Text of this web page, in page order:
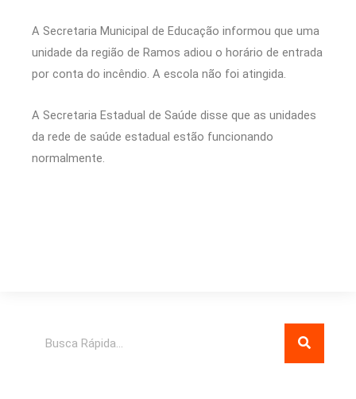
A Secretaria Municipal de Educação informou que uma
unidade da região de Ramos adiou o horário de entrada
por conta do incêndio. A escola não foi atingida.
A Secretaria Estadual de Saúde disse que as unidades
da rede de saúde estadual estão funcionando
normalmente.